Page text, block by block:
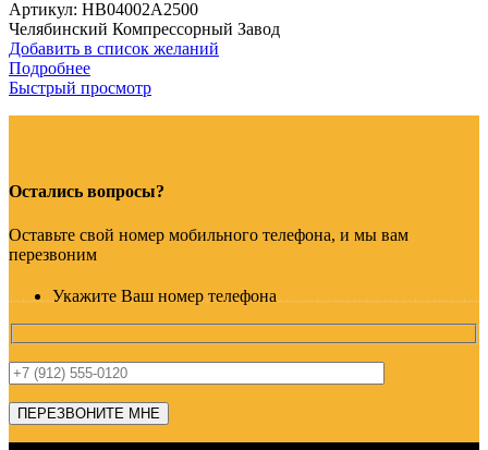
Артикул: HB04002A2500
Челябинский Компрессорный Завод
Добавить в список желаний
Подробнее
Быстрый просмотр
Остались вопросы?
Оставьте свой номер мобильного телефона, и мы вам
перезвоним
Укажите Ваш номер телефона